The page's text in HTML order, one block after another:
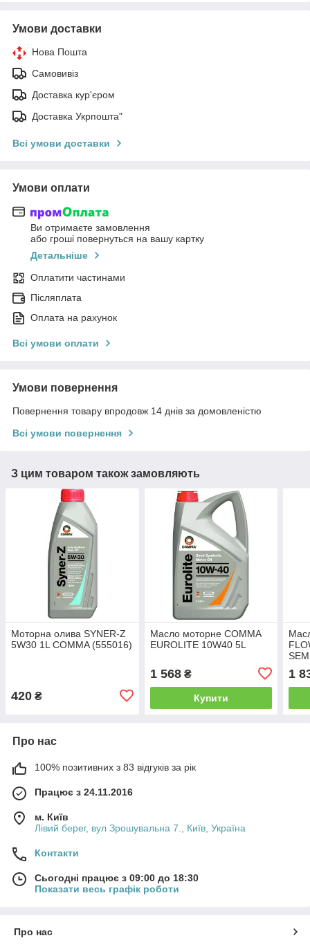
Умови доставки
Нова Пошта
Самовивіз
Доставка кур'єром
Доставка Укрпошта"
Всі умови доставки
Умови оплати
Ви отримаєте замовлення
або гроші повернуться на вашу картку
Детальніше
Оплатити частинами
Післяплата
Оплата на рахунок
Всі умови оплати
Умови повернення
Повернення товару впродовж 14 днів за домовленістю
Всі умови повернення
З цим товаром також замовляють
Моторна олива SYNER-Z
5W30 1L COMMA (555016)
420 ₴
Масло моторне COMMA
EUROLITE 10W40 5L
1 568₴
Купити
1
Про нас
100% позитивних з 83 відгуків за рік
Працює з 24.11.2016
м. Київ
Лівий берег, вул Зрошувальна 7., Київ, Україна
Контакти
Сьогодні працює з 09:00 до 18:30
Показати весь графік роботи
Про нас